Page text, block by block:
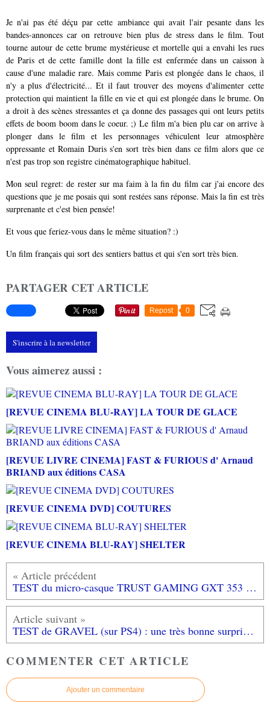
Je n'ai pas été déçu par cette ambiance qui avait l'air pesante dans les
bandes-annonces car on retrouve bien plus de stress dans le film. Tout
tourne autour de cette brume mystérieuse et mortelle qui a envahi les rues
de Paris et de cette famille dont la fille est enfermée dans un caisson à
cause d'une maladie rare. Mais comme Paris est plongée dans le chaos, il
n'y a plus d'électricité... Et il faut trouver des moyens d'alimenter cette
protection qui maintient la fille en vie et qui est plongée dans le brume. On
a droit à des scènes stressantes et ça donne des passages qui ont leurs petits
effets de boom boom dans le coeur. ;) Le film m'a bien plu car on arrive à
plonger dans le film et les personnages véhiculent leur atmosphère
oppressante et Romain Duris s'en sort très bien dans ce film alors que ce
n'est pas trop son registre cinématographique habituel.
Mon seul regret: de rester sur ma faim à la fin du film car j'ai encore des
questions que je me posais qui sont restées sans réponse. Mais la fin est très
surprenante et c'est bien pensée!
Et vous que feriez-vous dans le même situation? :)
Un film français qui sort des sentiers battus et qui s'en sort très bien.
PARTAGER CET ARTICLE
Repost 0
S'inscrire à la newsletter
Vous aimerez aussi :
[REVUE CINEMA BLU-RAY] LA TOUR DE GLACE
[REVUE LIVRE CINEMA] FAST & FURIOUS d' Arnaud
BRIAND aux éditions CASA
[REVUE CINEMA DVD] COUTURES
[REVUE CINEMA BLU-RAY] SHELTER
TEST du micro-casque TRUST GAMING GXT 353 Verus Bass Vibration Headset (sur PS4 et PC)
TEST de GRAVEL (sur PS4) : une très bonne surprise !
COMMENTER CET ARTICLE
Ajouter un commentaire